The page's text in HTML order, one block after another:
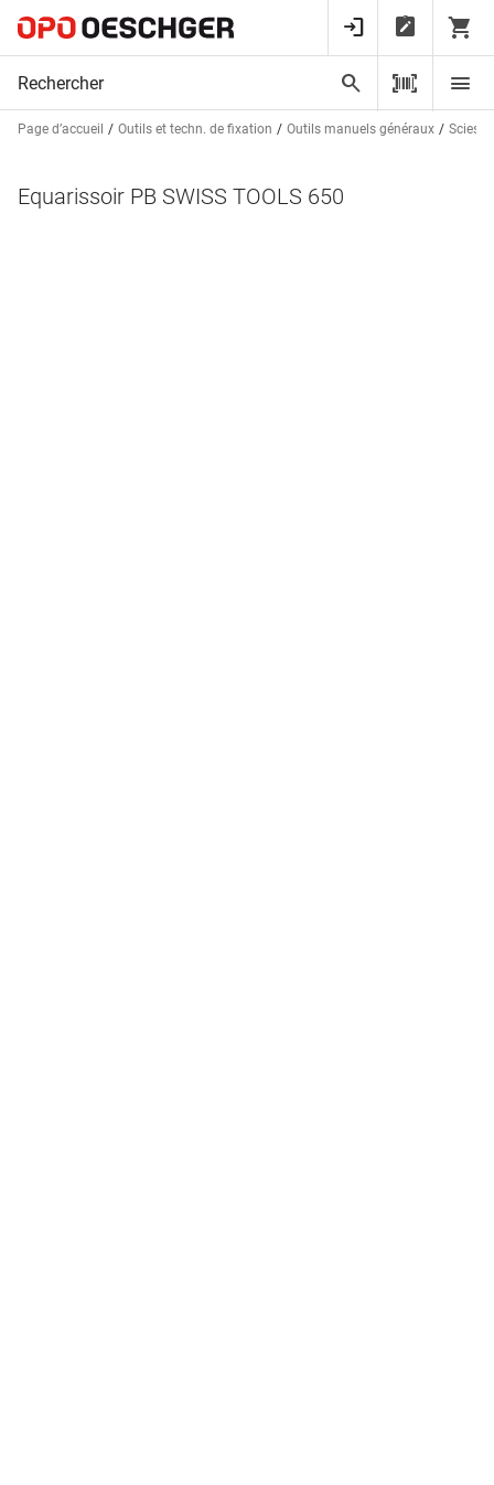
Page d’accueil Outils et techn. de fixation Outils manuels généraux Scies,
Equarissoir PB SWISS TOOLS 650